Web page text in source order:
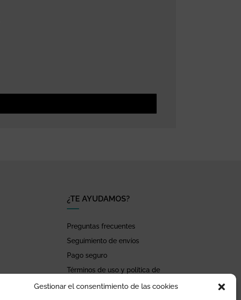
Gestionar el consentimiento de las cookies
¿TE AYUDAMOS?
Preguntas frecuentes
Seguimiento de envíos
Pago seguro
Términos de uso y política de
Devoluciones y garantía